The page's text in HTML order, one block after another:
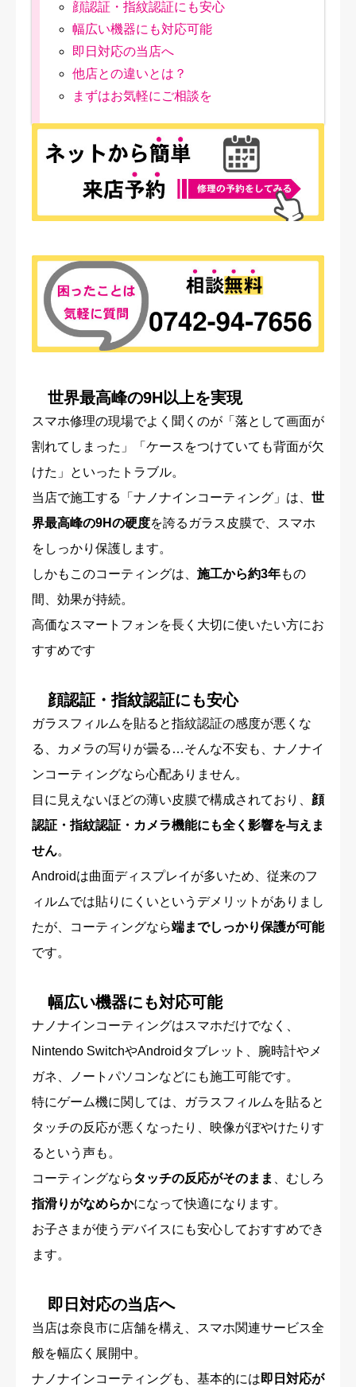
顔認証・指紋認証にも安心
幅広い機器にも対応可能
即日対応の当店へ
他店との違いとは？
まずはお気軽にご相談を
世界最高峰の9H以上を実現
スマホ修理の現場でよく聞くのが「落として画面が
割れてしまった」「ケースをつけていても背面が欠
けた」といったトラブル。
当店で施工する「ナノナインコーティング」は、 世
界最高峰の9Hの硬度を誇るガラス皮膜で、スマホ
をしっかり保護します。
しかもこのコーティングは、 施工から約3年もの
間、効果が持続。
高価なスマートフォンを長く大切に使いたい方にお
すすめです
顔認証・指紋認証にも安心
ガラスフィルムを貼ると指紋認証の感度が悪くな
る、カメラの写りが曇る…そんな不安も、ナノナイ
ンコーティングなら心配ありません。
目に見えないほどの薄い皮膜で構成されており、 顔
認証・指紋認証・カメラ機能にも全く影響を与えま
せん。
Androidは曲面ディスプレイが多いため、従来のフ
ィルムでは貼りにくいというデメリットがありまし
たが、コーティングなら端までしっかり保護が可能
です。
幅広い機器にも対応可能
ナノナインコーティングはスマホだけでなく、
Nintendo SwitchやAndroidタブレット、腕時計やメ
ガネ、ノートパソコンなどにも施工可能です。
特にゲーム機に関しては、ガラスフィルムを貼ると
タッチの反応が悪くなったり、映像がぼやけたりす
るという声も。
コーティングならタッチの反応がそのまま
、むしろ
指滑りがなめらかになって快適になります。
お子さまが使うデバイスにも安心しておすすめでき
ます。
即日対応の当店へ
当店は奈良市に店舗を構え、スマホ関連サービス全
般を幅広く展開中。
ナノナインコーティングも、基本的には即日対応が